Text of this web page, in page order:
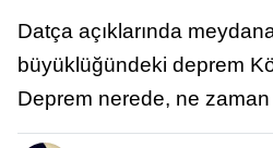
Datça açıklarında
büyüklüğündeki deprem
Deprem nerede, ne